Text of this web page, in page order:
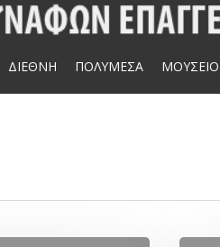
ΔΙΕΘΝΗ ΠΟΛΥΜΕΣΑ ΜΟΥΣΕΙΟ